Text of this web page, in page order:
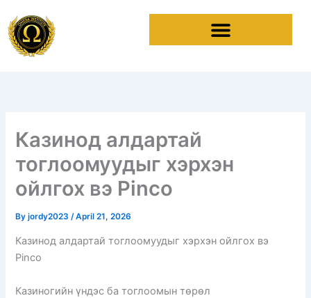
to
content
Казинод алдартай
тоглоомуудыг хэрхэн
ойлгох вэ Pinco
Byjordy2023 /April 21, 2026
Казинод алдартай тоглоомуудыг хэрхэн ойлгох вэ
Pinco
Казиногийн үндэс ба тоглоомын төрөл